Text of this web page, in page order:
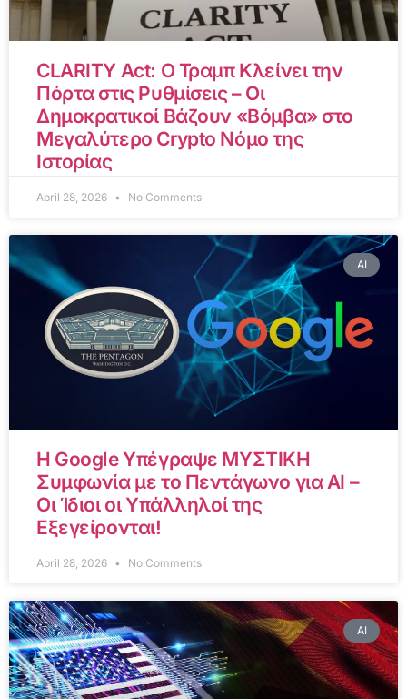
CLARITY Act: Ο Τραμπ Κλείνει την
Πόρτα στις Ρυθμίσεις – Οι
Δημοκρατικοί Βάζουν «Βόμβα» στο
Μεγαλύτερο Crypto Νόμο της
Ιστορίας
April 28, 2026 No Comments
AI
Η Google Υπέγραψε ΜΥΣΤΙΚΗ
Συμφωνία με το Πεντάγωνο για AI –
Οι Ίδιοι οι Υπάλληλοί της
Εξεγείρονται!
April 28, 2026 No Comments
AI